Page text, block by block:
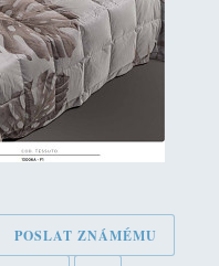
POSLAT ZNÁMÉMU